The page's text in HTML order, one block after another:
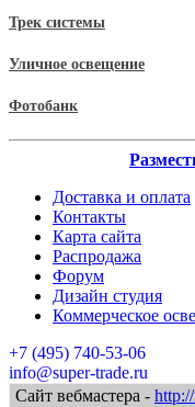
Трек системы
Уличное освещение
Фотобанк
Доставка и оплата
Контакты
Карта сайта
Распродажа
Форум
Дизайн студия
Коммерческое
+7 (495) 740-53-06
info@super-trade.ru
Сайт вебмастера -